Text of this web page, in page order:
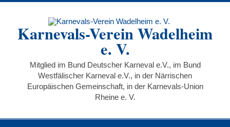
Karnevals-Verein Wadelheim
e. V.
Mitglied im Bund Deutscher Karneval e.V., im Bund
Westfälischer Karneval e.V., in der Närrischen
Europäischen Gemeinschaft, in der Karnevals-Union
Rheine e. V.